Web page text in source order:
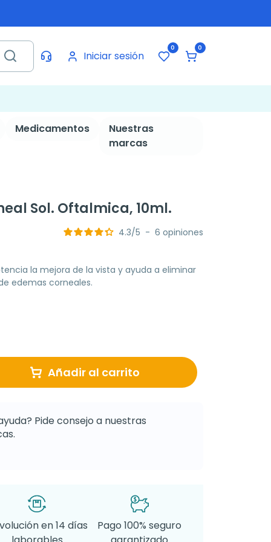
Iniciar sesión
0 0
Medicamentos
Nuestras
marcas
Sol. Oftalmica, 10ml.
4.3/5 - 6 opiniones
la mejora de la vista y ayuda a eliminar
edemas corneales.
Añadir al carrito
Pide consejo a nuestras
en 14 días
Pago 100% seguro